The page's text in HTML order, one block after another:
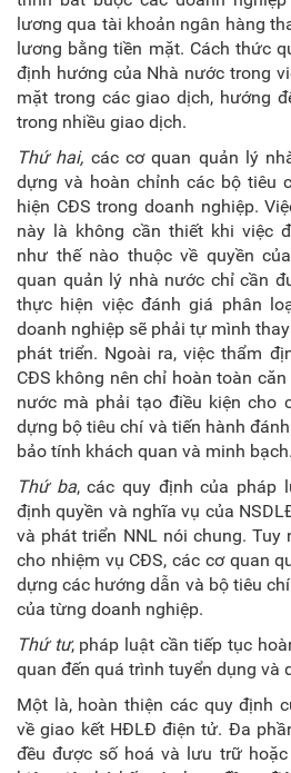
lương qua tài khoản ngân hàng
lương bằng tiền mặt. Cách thức
định hướng của Nhà nước trong
mặt trong các giao dịch, hướng
trong nhiều giao dịch.
Thứ hai, các cơ quan quản lý
dựng và hoàn chỉnh các bộ tiêu
hiện CĐS trong doanh nghiệp.
này là không cần thiết khi việc
như thế nào thuộc về quyền
quan quản lý nhà nước chỉ cần
thực hiện việc đánh giá phân
doanh nghiệp sẽ phải tự mình
phát triển. Ngoài ra, việc thẩm
CĐS không nên chỉ hoàn toàn
nước mà phải tạo điều kiện cho
dựng bộ tiêu chí và tiến hành
bảo tính khách quan và minh bạch.
Thứ ba, các quy định của pháp
định quyền và nghĩa vụ của
và phát triển NNL nói chung. Tuy
cho nhiệm vụ CĐS, các cơ quan
dựng các hướng dẫn và bộ tiêu
của từng doanh nghiệp.
Thứ tư, pháp luật cần tiếp tục
quan đến quá trình tuyển dụng và
Một là, hoàn thiện các quy định
về giao kết HĐLĐ điện tử. Đa
đều được số hoá và lưu trữ